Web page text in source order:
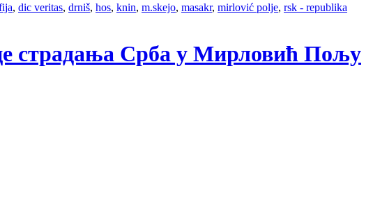
, dic veritas, drniš, hos, knin, m.skejo, masakr, mirlović polje, rsk - republika
страдања Срба у Мирловић Пољу